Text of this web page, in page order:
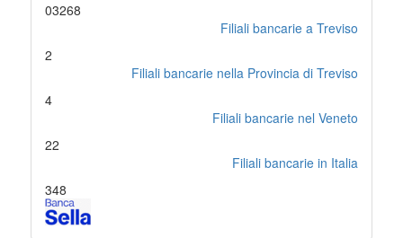
03268
Filiali bancarie a Treviso
2
Filiali bancarie nella Provincia di Treviso
4
Filiali bancarie nel Veneto
22
Filiali bancarie in Italia
348